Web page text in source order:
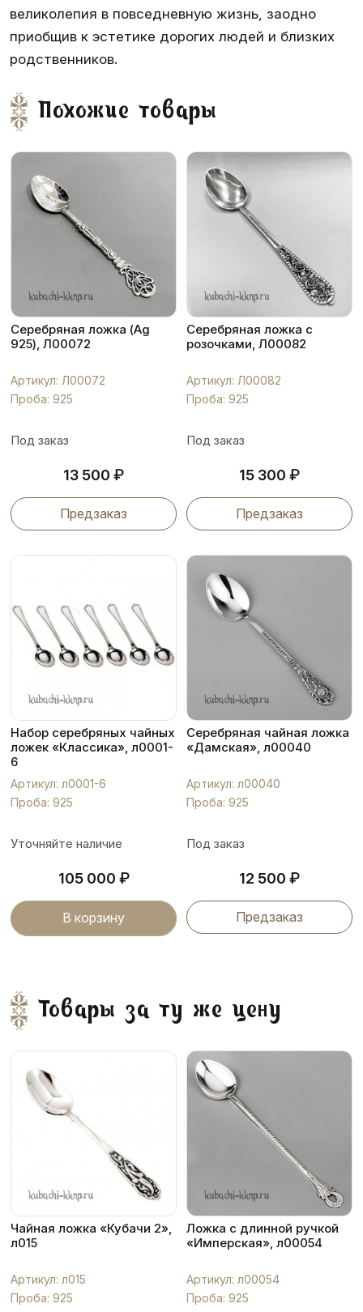
великолепия в повседневную жизнь, заодно
приобщив к эстетике дорогих людей и близких
родственников.
Похожие товары
Серебряная ложка (Ag
925), Л00072
Артикул: Л00072
Проба: 925
Под заказ
13 500 ₽
Предзаказ
Серебряная ложка с
розочками, Л00082
Артикул: Л00082
Проба: 925
Под заказ
15 300 ₽
Предзаказ
Набор серебряных чайных
ложек «Классика», л0001-
6
Артикул: л0001-6
Проба: 925
Уточняйте наличие
105 000 ₽
В корзину
Серебряная чайная ложка
«Дамская», л00040
Артикул: л00040
Проба: 925
Под заказ
12 500 ₽
Предзаказ
Товары за ту же цену
Чайная ложка «Кубачи 2»,
л015
Артикул: л015
Проба: 925
Ложка с длинной ручкой
«Имперская», л00054
Артикул: л00054
Проба: 925